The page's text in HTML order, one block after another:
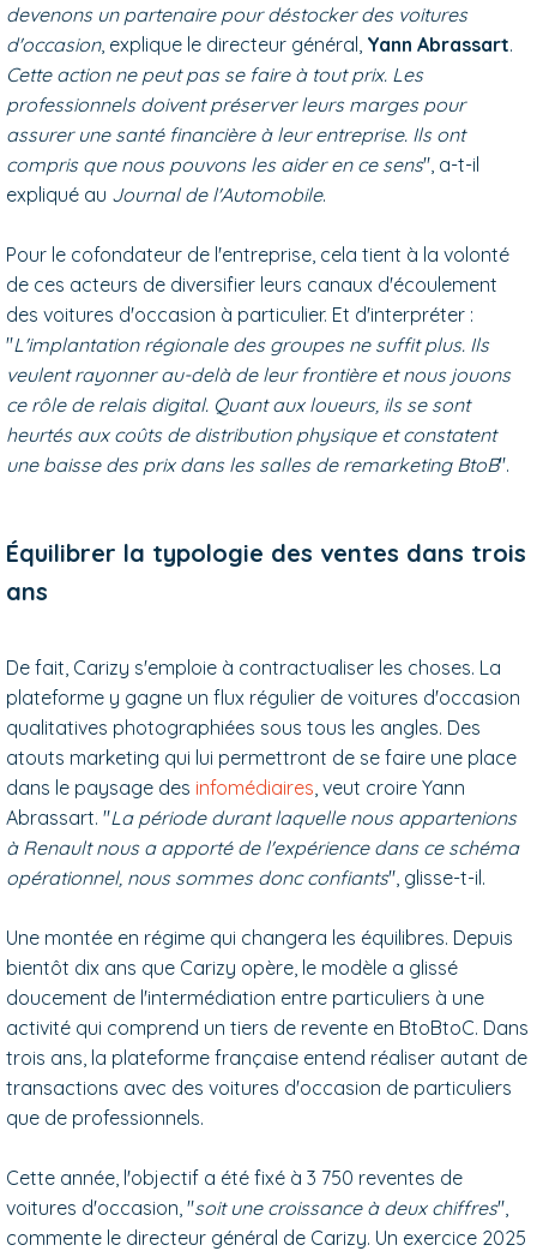
devenons un partenaire pour déstocker des voitures
d'occasion, explique le directeur général, Yann Abrassart.
Cette action ne peut pas se faire à tout prix. Les
professionnels doivent préserver leurs marges pour
assurer une santé financière à leur entreprise. Ils ont
compris que nous pouvons les aider en ce sens", a-t-il
expliqué au Journal de l'Automobile.
Pour le cofondateur de l'entreprise, cela tient à la volonté
de ces acteurs de diversifier leurs canaux d'écoulement
des voitures d'occasion à particulier. Et d'interpréter :
"L'implantation régionale des groupes ne suffit plus. Ils
veulent rayonner au-delà de leur frontière et nous jouons
ce rôle de relais digital. Quant aux loueurs, ils se sont
heurtés aux coûts de distribution physique et constatent
une baisse des prix dans les salles de remarketing BtoB".
Équilibrer la typologie des ventes dans trois
ans
De fait, Carizy s'emploie à contractualiser les choses. La
plateforme y gagne un flux régulier de voitures d'occasion
qualitatives photographiées sous tous les angles. Des
atouts marketing qui lui permettront de se faire une place
dans le paysage des infomédiaires , veut croire Yann
Abrassart. "La période durant laquelle nous appartenions
à Renault nous a apporté de l'expérience dans ce schéma
opérationnel, nous sommes donc confiants", glisse-t-il.
Une montée en régime qui changera les équilibres. Depuis
bientôt dix ans que Carizy opère, le modèle a glissé
doucement de l'intermédiation entre particuliers à une
activité qui comprend un tiers de revente en BtoBtoC. Dans
trois ans, la plateforme française entend réaliser autant de
transactions avec des voitures d'occasion de particuliers
que de professionnels.
Cette année, l'objectif a été fixé à 3 750 reventes de
voitures d'occasion, "soit une croissance à deux chiffres",
commente le directeur général de Carizy. Un exercice 2025